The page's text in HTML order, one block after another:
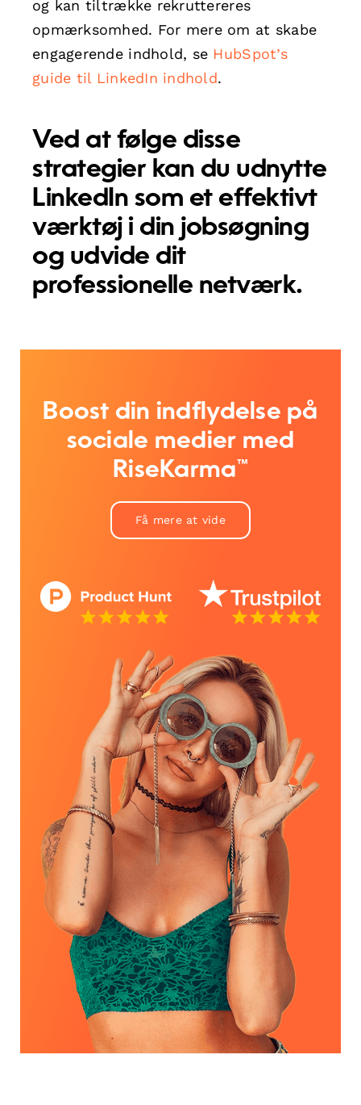
og kan tiltrække rekruttereres
opmærksomhed. For mere om at skabe
engagerende indhold, se HubSpot’s
guide til LinkedIn indhold.
Ved at følge disse
strategier kan du udnytte
LinkedIn som et effektivt
værktøj i din jobsøgning
og udvide dit
professionelle netværk.
Boost din indflydelse på
sociale medier med
RiseKarma™
Få mere at vide